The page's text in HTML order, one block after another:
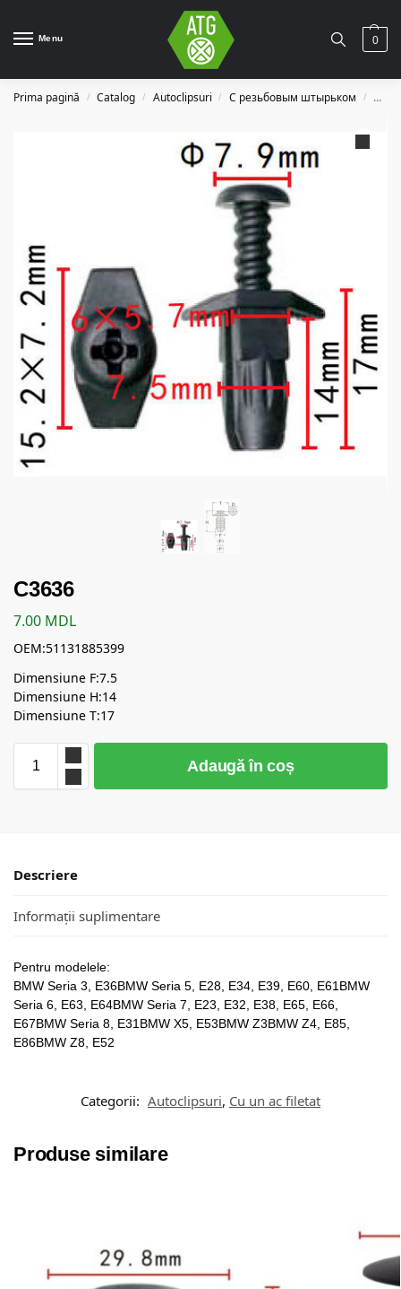
Menu 0
Prima pagină / Catalog / Autoclipsuri / С резьбовым штырьком /
C3636
7.00 MDL
OEM:51131885399
Dimensiune F:7.5
Dimensiune H:14
Dimensiune T:17
Adaugă în coș
Descriere
Informații suplimentare
Pentru modelele:
BMW Seria 3, E36BMW Seria 5, E28, E34, E39, E60, E61BMW
Seria 6, E63, E64BMW Seria 7, E23, E32, E38, E65, E66,
E67BMW Seria 8, E31BMW X5, E53BMW Z3BMW Z4, E85,
E86BMW Z8, E52
Categorii: Autoclipsuri, Cu un ac filetat
Produse similare